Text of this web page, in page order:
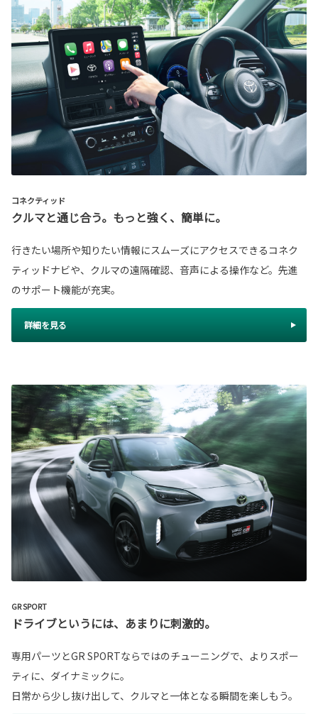
コネクティッド
クルマと通じ合う。もっと強く、簡単に。
行きたい場所や知りたい情報にスムーズにアクセスできるコネク
ティッドナビや、クルマの遠隔確認、音声による操作など。先進
のサポート機能が充実。
詳細を見る
GR SPORT
ドライブというには、あまりに刺激的。
専用パーツとGR SPORTならではのチューニングで、よりスポー
ティに、ダイナミックに。
日常から少し抜け出して、クルマと一体となる瞬間を楽しもう。